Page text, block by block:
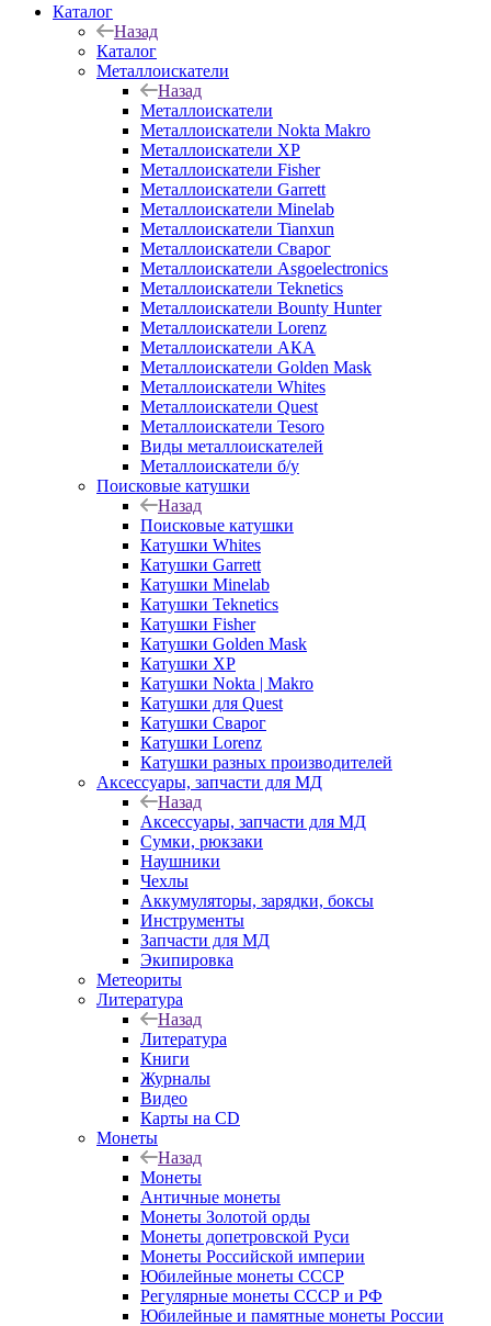
Каталог
Назад
Каталог
Металлоискатели
Назад
Металлоискатели
Металлоискатели Nokta Makro
Металлоискатели XP
Металлоискатели Fisher
Металлоискатели Garrett
Металлоискатели Minelab
Металлоискатели Tianxun
Металлоискатели Сварог
Металлоискатели Asgoelectronics
Металлоискатели Teknetics
Металлоискатели Bounty Hunter
Металлоискатели Lorenz
Металлоискатели АКА
Металлоискатели Golden Mask
Металлоискатели Whites
Металлоискатели Quest
Металлоискатели Tesoro
Виды металлоискателей
Металлоискатели б/у
Поисковые катушки
Назад
Поисковые катушки
Катушки Whites
Катушки Garrett
Катушки Minelab
Катушки Teknetics
Катушки Fisher
Катушки Golden Mask
Катушки XP
Катушки Nokta | Makro
Катушки для Quest
Катушки Сварог
Катушки Lorenz
Катушки разных производителей
Аксессуары, запчасти для МД
Назад
Аксессуары, запчасти для МД
Сумки, рюкзаки
Наушники
Чехлы
Аккумуляторы, зарядки, боксы
Инструменты
Запчасти для МД
Экипировка
Метеориты
Литература
Назад
Литература
Книги
Журналы
Видео
Карты на CD
Монеты
Назад
Монеты
Античные монеты
Монеты Золотой орды
Монеты допетровской Руси
Монеты Российской империи
Юбилейные монеты СССР
Регулярные монеты СССР и РФ
Юбилейные и памятные монеты России